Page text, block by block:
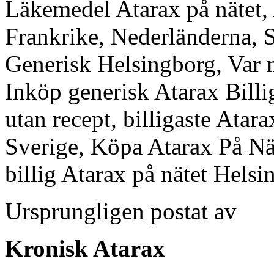
Läkemedel Atarax på
Frankrike, Nederländerna,
Generisk Helsingborg, Var
Inköp generisk Atarax
utan recept, billigaste
Sverige, Köpa Atarax På
billig Atarax på nätet
Ursprungligen postat av
Kronisk Atarax